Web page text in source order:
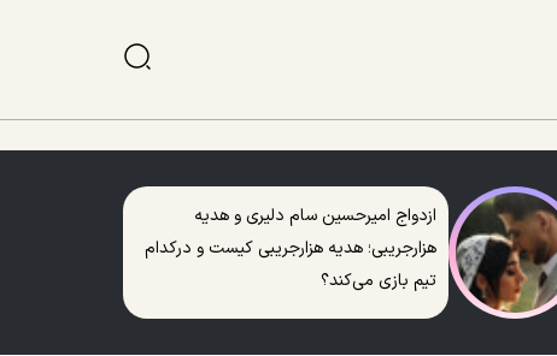
ازدواج امیرحسین سام دلیری و هدیه
هزارجریبی؛ هدیه هزارجریبی کیست و درکدام
تیم بازی می‌کند؟